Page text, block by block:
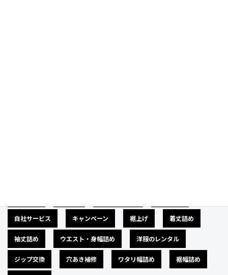
自社サービス キャンペーン 裾上げ 着丈詰め
袖丈詰め ウエスト・身幅詰め 洋服のレンタル
ジップ交換 穴あき補修 ワタリ幅詰め 裾幅詰め